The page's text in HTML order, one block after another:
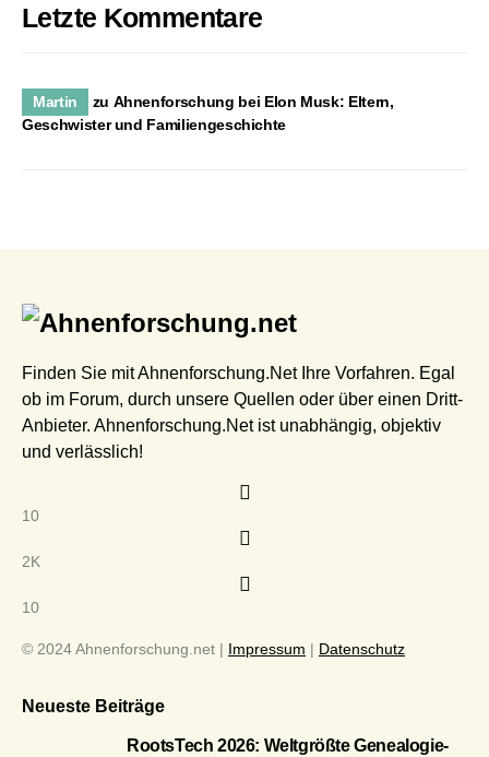
Letzte Kommentare
Martin zu Ahnenforschung bei Elon Musk: Eltern,
Geschwister und Familiengeschichte
Finden Sie mit Ahnenforschung.Net Ihre Vorfahren. Egal
ob im Forum, durch unsere Quellen oder über einen Dritt-
Anbieter. Ahnenforschung.Net ist unabhängig, objektiv
und verlässlich!
10
2K
10
© 2024 Ahnenforschung.net | Impressum | Datenschutz
Neueste Beiträge
RootsTech 2026: Weltgrößte Genealogie-